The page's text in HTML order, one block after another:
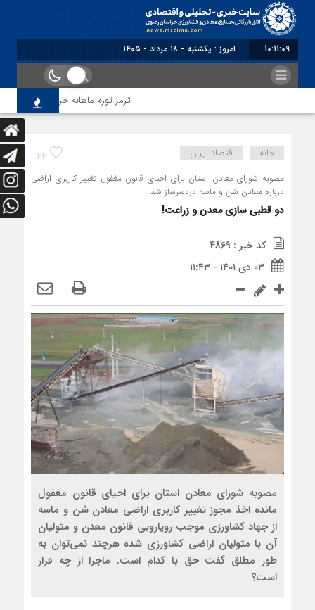
10:11:09 برابر با : Sunday - 9 August - 2026
ترمز تورم ماهانه خراسان رضوی
44 خانه اقتصاد ایران
مصوبه شورای معادن استان برای احیای قانون مغفول تغییر کاربری اراضی
درباره معادن شن و ماسه دردسرساز شد
دو قطبی سازی معدن و زراعت!
کد خبر : 4869
۰۳ دی ۱۴۰۱ - ۱۱:۴۳
مصوبه شورای معادن استان برای احیای قانون مغفول
مانده اخذ مجوز تغییر کاربری اراضی معادن شن و ماسه
از جهاد کشاورزی موجب رویارویی قانون معدن و متولیان
آن با متولیان اراضی کشاورزی شده هرچند نمی‌توان به
طور مطلق گفت حق با کدام است. ماجرا از چه قرار
است؟